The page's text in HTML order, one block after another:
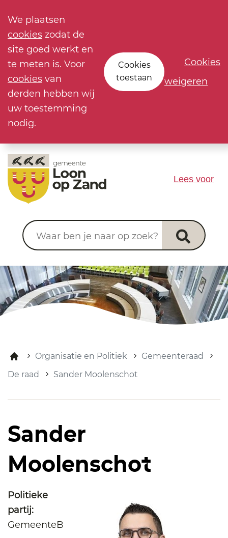
We plaatsen
cookies zodat de
site goed werkt en
te meten is. Voor
cookies van
derden hebben wij
uw toestemming
nodig.
Cookies
toestaan
Cookies
weigeren
Waar ben je naar op zoek?
Lees voor
Organisatie en Politiek
Gemeenteraad
De raad
Sander Moolenschot
Sander
Moolenschot
Politieke
partij:
GemeenteBelangen